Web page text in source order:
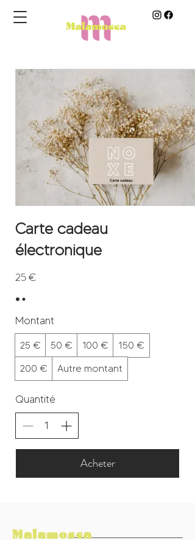
Carte cadeau
électronique
25 €
Montant
25 € 50 € 100 €
150 €
200 €
Autre montant
Quantité
Acheter
Malamosca